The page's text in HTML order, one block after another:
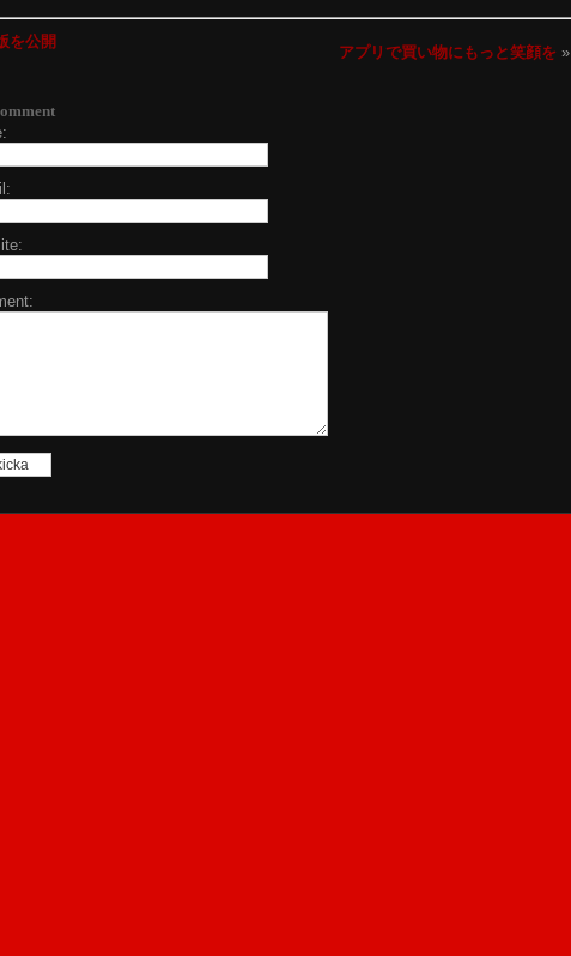
を公開
アプリで買い物にもっと笑顔を »